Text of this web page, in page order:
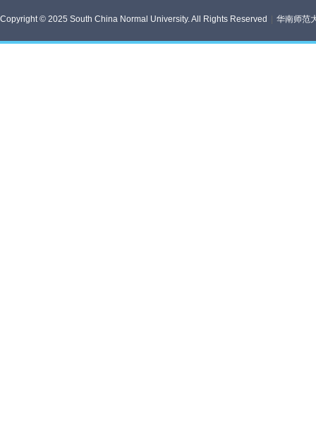
Copyright © 2025 South China Normal University. All Rights Reserved 华南师范